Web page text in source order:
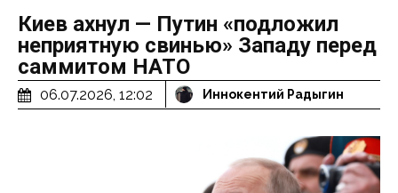
Киев ахнул — Путин «подложил
неприятную свинью» Западу перед
саммитом НАТО
06.07.2026, 12:02 Иннокентий Радыгин